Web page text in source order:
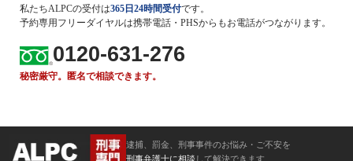
私たちALPCの受付は365日24時間受付です。
予約専用フリーダイヤルは携帯電話・PHSからもお電話がつながります。
0120-631-276
秘密厳守。匿名で相談できます。
逮捕、罰金、刑事事件のお悩み・ご不安を
刑事弁護士に相談 して解決できます